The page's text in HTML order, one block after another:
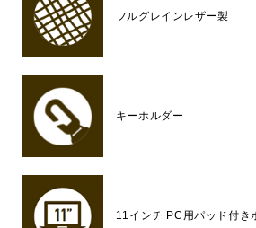
フルグレインレザー製
キーホルダー
11インチ PC用パッド付き